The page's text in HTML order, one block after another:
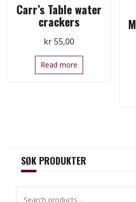
Carr’s Table water
crackers
kr55,00
Read more
SØK PRODUKTER